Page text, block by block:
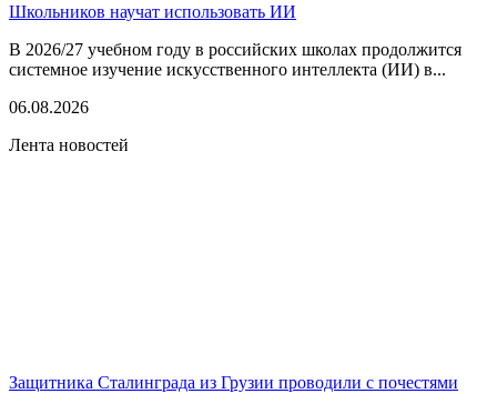
Школьников научат использовать ИИ
В 2026/27 учебном году в российских школах продолжится
системное изучение искусственного интеллекта (ИИ) в...
06.08.2026
Лента новостей
Защитника Сталинграда из Грузии проводили с почестями